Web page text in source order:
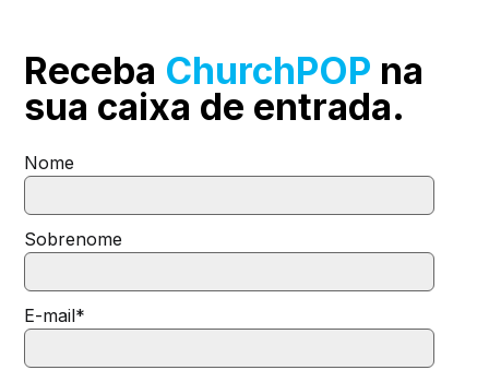
Receba ChurchPOP na
sua caixa de entrada.
Nome
Sobrenome
E-mail*